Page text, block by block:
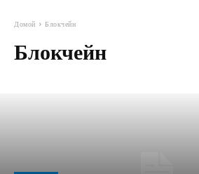
Домой Блокчейн
Блокчейн